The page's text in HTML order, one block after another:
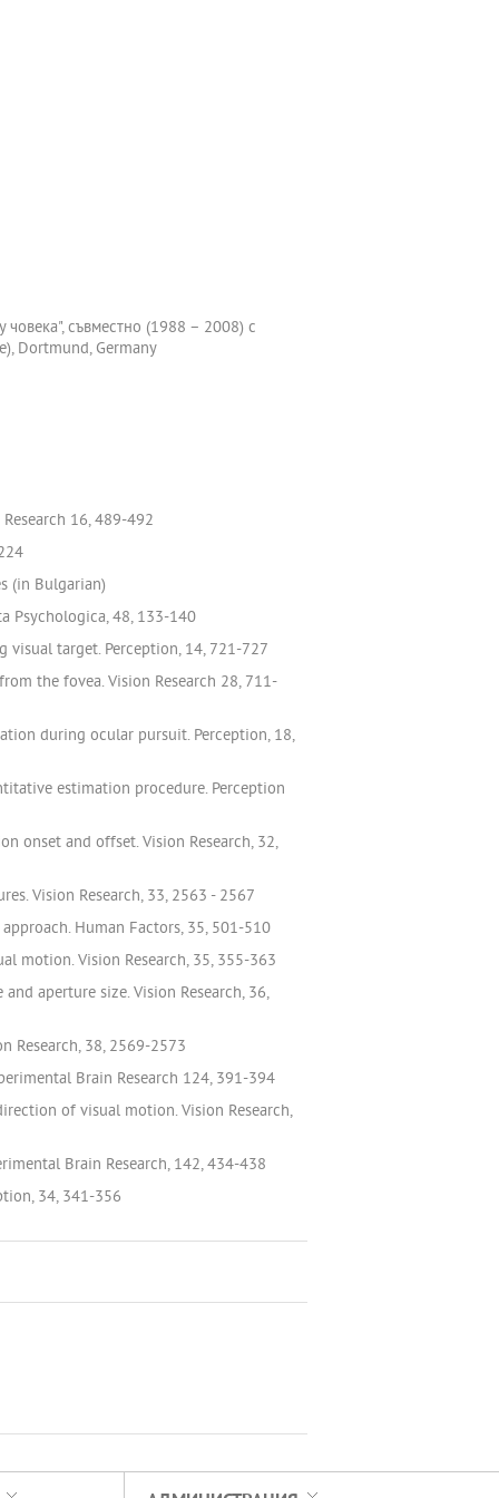
съвместно (1988 – 2008) с
Dortmund, Germany
16, 489-492
(in Bulgarian)
Psychologica, 48, 133-140
visual target. Perception, 14, 721-727
the fovea. Vision Research 28, 711-
during ocular pursuit. Perception, 18,
estimation procedure. Perception
onset and offset. Vision Research, 32,
Vision Research, 33, 2563 - 2567
Human Factors, 35, 501-510
motion. Vision Research, 35, 355-363
aperture size. Vision Research, 36,
Research, 38, 2569-2573
Brain Research 124, 391-394
of visual motion. Vision Research,
Brain Research, 142, 434-438
34, 341-356